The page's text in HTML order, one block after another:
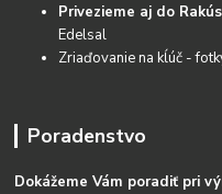
Privezieme aj do
Edelsal
Zriaďovanie na kĺúč -
Poradenstvo
Dokážeme Vám poradiť pri